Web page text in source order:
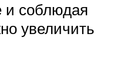
и соблюдая
увеличить